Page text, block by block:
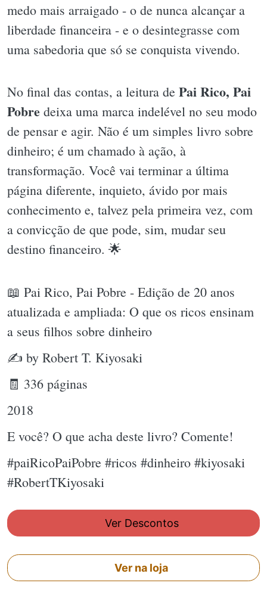
medo mais arraigado - o de nunca alcançar a
liberdade financeira - e o desintegrasse com
uma sabedoria que só se conquista vivendo.
No final das contas, a leitura de Pai Rico, Pai
Pobre deixa uma marca indelével no seu modo
de pensar e agir. Não é um simples livro sobre
dinheiro; é um chamado à ação, à
transformação. Você vai terminar a última
página diferente, inquieto, ávido por mais
conhecimento e, talvez pela primeira vez, com
a convicção de que pode, sim, mudar seu
destino financeiro. 🌟
📖 Pai Rico, Pai Pobre - Edição de 20 anos
atualizada e ampliada: O que os ricos ensinam
a seus filhos sobre dinheiro
✍ by Robert T. Kiyosaki
🧾 336 páginas
2018
E você? O que acha deste livro? Comente!
#paiRicoPaiPobre #ricos #dinheiro #kiyosaki
#RobertTKiyosaki
Ver Descontos
Ver na loja